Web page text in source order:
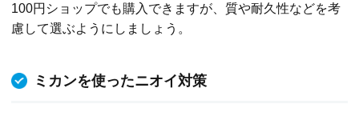
100円ショップでも購入できますが、質や耐久性などを考
慮して選ぶようにしましょう。
ミカンを使ったニオイ対策